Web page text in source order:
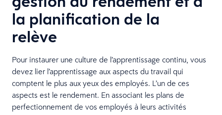
la planification de la
relève
Pour instaurer une culture de l’apprentissage continu, vous
devez lier l’apprentissage aux aspects du travail qui
comptent le plus aux yeux des employés. L’un de ces
aspects est le rendement. En associant les plans de
perfectionnement de vos employés à leurs activités